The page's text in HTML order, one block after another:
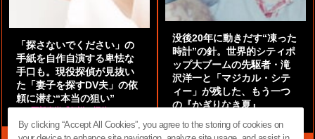
「探さないでください」の
手紙を自作自演する卑怯な
手口も。現役探偵が見抜い
た「妻子を探すDV夫」の依
頼に潜む“本当の狙い”
by 阿部泰尚『伝説の探偵』
没後20年に動きだす“凍った
時計”の針。世界的シティポ
ップ大ブームの先駆者・滝
沢洋一と「マジカル・シテ
ィー」が残した、もう一つ
の『かぎりなき夏』
By clicking “Accept All Cookies”, you agree to the storing of cookies on